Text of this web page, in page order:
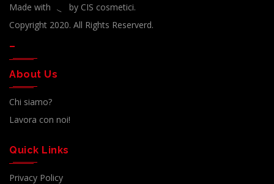
Made with
by CIS cosmetici.
Copyright 2020. All Rights Reserverd.
–
About Us
Chi siamo?
Lavora con noi!
Quick Links
Privacy Policy